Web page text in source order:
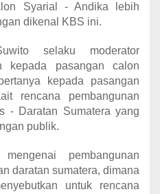
Syarial - Andika lebih
dikenal KBS ini.
selaku moderator
kepada pasangan calon
kepada pasangan
rencana pembangunan
- Daratan Sumatera yang
publik.
pembangunan
daratan sumatera, dimana
untuk rencana